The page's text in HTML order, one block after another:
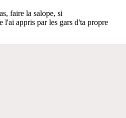
faire la salope, si
l'ai appris par les gars d'ta propre